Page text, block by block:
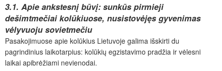
3.1. Apie ankstesnį būvį: sunkūs pirmieji
dešimtmečiai kolūkiuose, nusistovėjęs gyvenimas
vėlyvuoju sovietmečiu
Pasakojimuose apie kolūkius Lietuvoje galima išskirti du
pagrindinius laikotarpius: kolūkių egzistavimo pradžia ir vėlesni
laikai apibrėžiami nevienodai.